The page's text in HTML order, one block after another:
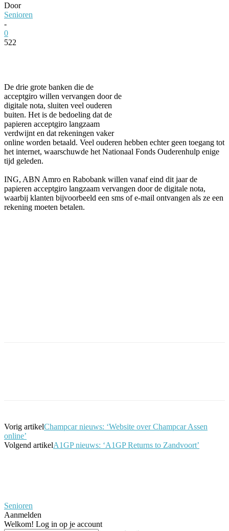
Door
Senioren
-
0
522
De drie grote banken die de
acceptgiro willen vervangen door de
digitale nota, sluiten veel ouderen
buiten. Het is de bedoeling dat de
papieren acceptgiro langzaam
verdwijnt en dat rekeningen vaker
online worden betaald. Veel ouderen hebben echter geen toegang tot
het internet, waarschuwde het Nationaal Fonds Ouderenhulp enige
tijd geleden.
ING, ABN Amro en Rabobank willen vanaf eind dit jaar de
papieren acceptgiro langzaam vervangen door de digitale nota,
waarbij klanten bijvoorbeeld een sms of e-mail ontvangen als ze een
rekening moeten betalen.
Vorig artikelChampcar nieuws: ‘Website over Champcar Assen
online’
Volgend artikelA1GP nieuws: ‘A1GP Returns to Zandvoort’
Senioren
Aanmelden
Welkom! Log in op je account